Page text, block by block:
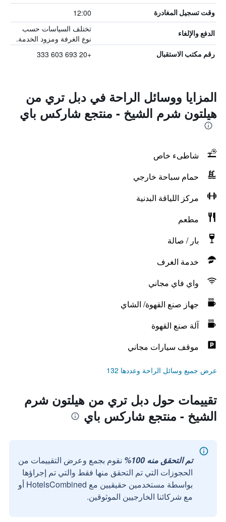
وقت تسجيل المغادرة 12:00
الدفع والإلغاء
تختلف السياسات حسب
نوع الغرفة ومزود الخدمة.
رقم مكتب الاستقبال +20 693 603 333
المزايا ووسائل الراحة في دبل تري من
هيلتون شرم الشيخ - منتجع شاركس باي
شاطىء خاص
حمام سباحة خارجي
مركز اللياقة البدنية
مطعم
بار / صالة
خدمة الغرف
واي فاي مجاني
جهاز صنع القهوة/ الشاي
آلة صنع القهوة
موقف سيارات مجاني
عرض جميع وسائل الراحة وعددها 132
تقييمات حول دبل تري من هيلتون شرم
الشيخ - منتجع شاركس باي
تم التحقق منه 100%
نقوم بجمع وعرض التقييمات من
الحجوزات التي تم التحقق منها فقط والتي تم إجراؤها
بواسطة مستخدمين حقيقيين مع HotelsCombined أو
مع شركائنا الخارجيين الموثوقين.